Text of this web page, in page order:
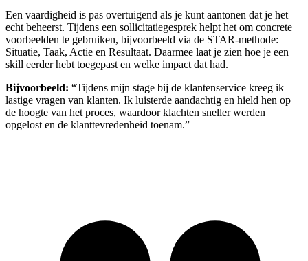
Een vaardigheid is pas overtuigend als je kunt aantonen dat je het
echt beheerst. Tijdens een sollicitatiegesprek helpt het om concrete
voorbeelden te gebruiken, bijvoorbeeld via de STAR-methode:
Situatie, Taak, Actie en Resultaat. Daarmee laat je zien hoe je een
skill eerder hebt toegepast en welke impact dat had.
Bijvoorbeeld: “Tijdens mijn stage bij de klantenservice kreeg ik
lastige vragen van klanten. Ik luisterde aandachtig en hield hen op
de hoogte van het proces, waardoor klachten sneller werden
opgelost en de klanttevredenheid toenam.”